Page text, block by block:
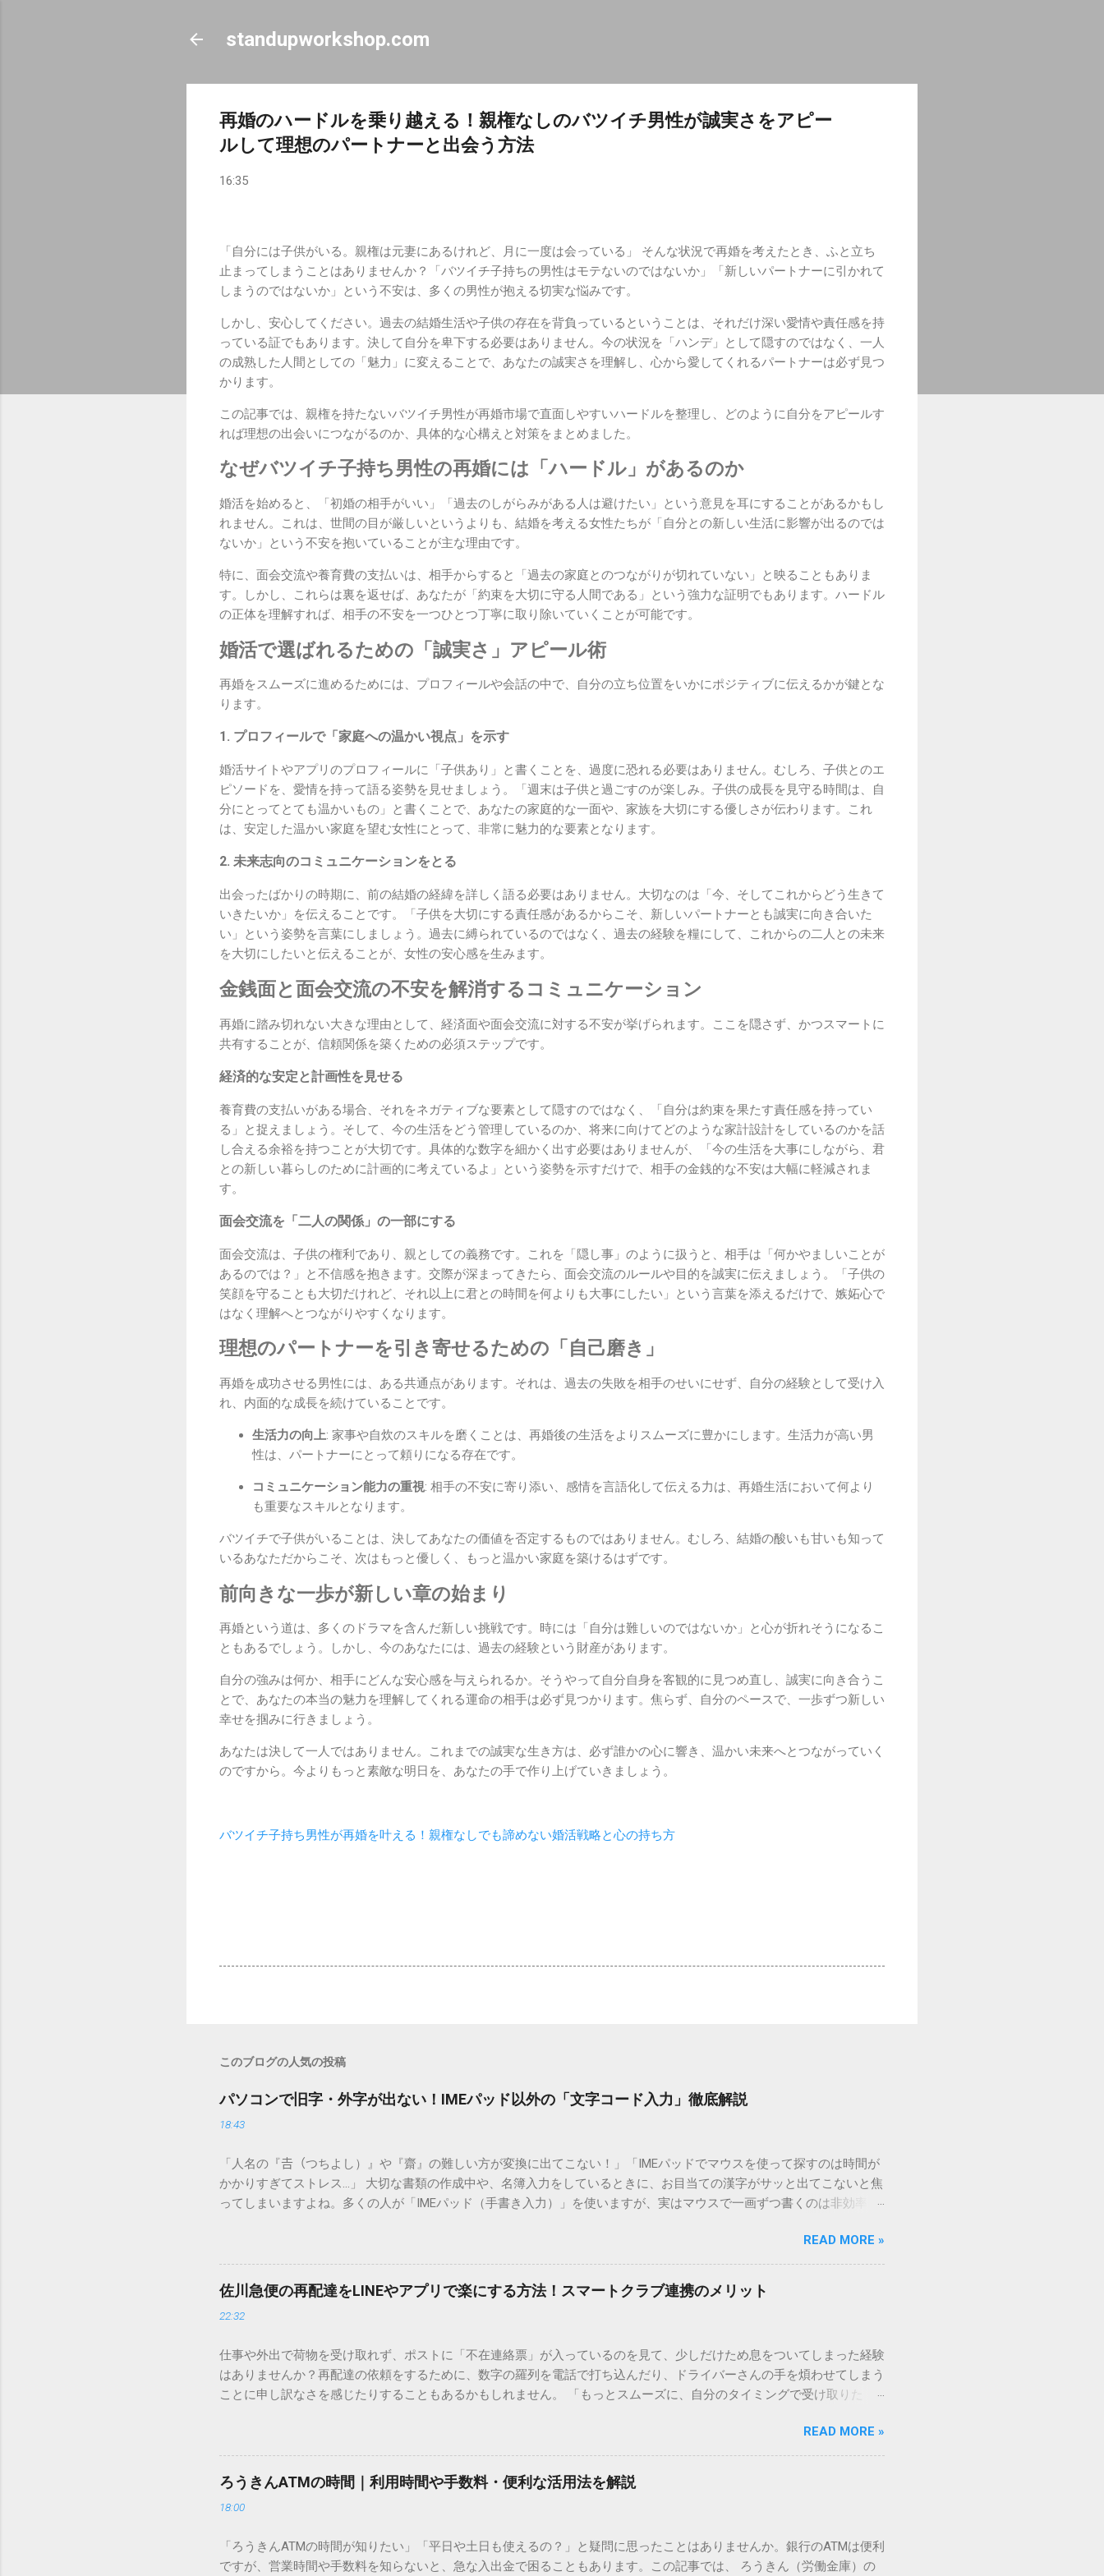
standupworkshop.com
再婚のハードルを乗り越える！親権なしのバツイチ男性が誠実さをアピー
ルして理想のパートナーと出会う方法
16:35
「自分には子供がいる。親権は元妻にあるけれど、月に一度は会っている」 そんな状況で再婚を考えたとき、ふと立ち
止まってしまうことはありませんか？「バツイチ子持ちの男性はモテないのではないか」「新しいパートナーに引かれて
しまうのではないか」という不安は、多くの男性が抱える切実な悩みです。
しかし、安心してください。過去の結婚生活や子供の存在を背負っているということは、それだけ深い愛情や責任感を持
っている証でもあります。決して自分を卑下する必要はありません。今の状況を「ハンデ」として隠すのではなく、一人
の成熟した人間としての「魅力」に変えることで、あなたの誠実さを理解し、心から愛してくれるパートナーは必ず見つ
かります。
この記事では、親権を持たないバツイチ男性が再婚市場で直面しやすいハードルを整理し、どのように自分をアピールす
れば理想の出会いにつながるのか、具体的な心構えと対策をまとめました。
なぜバツイチ子持ち男性の再婚には「ハードル」があるのか
婚活を始めると、「初婚の相手がいい」「過去のしがらみがある人は避けたい」という意見を耳にすることがあるかもし
れません。これは、世間の目が厳しいというよりも、結婚を考える女性たちが「自分との新しい生活に影響が出るのでは
ないか」という不安を抱いていることが主な理由です。
特に、面会交流や養育費の支払いは、相手からすると「過去の家庭とのつながりが切れていない」と映ることもありま
す。しかし、これらは裏を返せば、あなたが「約束を大切に守る人間である」という強力な証明でもあります。ハードル
の正体を理解すれば、相手の不安を一つひとつ丁寧に取り除いていくことが可能です。
婚活で選ばれるための「誠実さ」アピール術
再婚をスムーズに進めるためには、プロフィールや会話の中で、自分の立ち位置をいかにポジティブに伝えるかが鍵とな
ります。
1. プロフィールで「家庭への温かい視点」を示す
婚活サイトやアプリのプロフィールに「子供あり」と書くことを、過度に恐れる必要はありません。むしろ、子供とのエ
ピソードを、愛情を持って語る姿勢を見せましょう。「週末は子供と過ごすのが楽しみ。子供の成長を見守る時間は、自
分にとってとても温かいもの」と書くことで、あなたの家庭的な一面や、家族を大切にする優しさが伝わります。これ
は、安定した温かい家庭を望む女性にとって、非常に魅力的な要素となります。
2. 未来志向のコミュニケーションをとる
出会ったばかりの時期に、前の結婚の経緯を詳しく語る必要はありません。大切なのは「今、そしてこれからどう生きて
いきたいか」を伝えることです。「子供を大切にする責任感があるからこそ、新しいパートナーとも誠実に向き合いた
い」という姿勢を言葉にしましょう。過去に縛られているのではなく、過去の経験を糧にして、これからの二人との未来
を大切にしたいと伝えることが、女性の安心感を生みます。
金銭面と面会交流の不安を解消するコミュニケーション
再婚に踏み切れない大きな理由として、経済面や面会交流に対する不安が挙げられます。ここを隠さず、かつスマートに
共有することが、信頼関係を築くための必須ステップです。
経済的な安定と計画性を見せる
養育費の支払いがある場合、それをネガティブな要素として隠すのではなく、「自分は約束を果たす責任感を持ってい
る」と捉えましょう。そして、今の生活をどう管理しているのか、将来に向けてどのような家計設計をしているのかを話
し合える余裕を持つことが大切です。具体的な数字を細かく出す必要はありませんが、「今の生活を大事にしながら、君
との新しい暮らしのために計画的に考えているよ」という姿勢を示すだけで、相手の金銭的な不安は大幅に軽減されま
す。
面会交流を「二人の関係」の一部にする
面会交流は、子供の権利であり、親としての義務です。これを「隠し事」のように扱うと、相手は「何かやましいことが
あるのでは？」と不信感を抱きます。交際が深まってきたら、面会交流のルールや目的を誠実に伝えましょう。「子供の
笑顔を守ることも大切だけれど、それ以上に君との時間を何よりも大事にしたい」という言葉を添えるだけで、嫉妬心で
はなく理解へとつながりやすくなります。
理想のパートナーを引き寄せるための「自己磨き」
再婚を成功させる男性には、ある共通点があります。それは、過去の失敗を相手のせいにせず、自分の経験として受け入
れ、内面的な成長を続けていることです。
生活力の向上: 家事や自炊のスキルを磨くことは、再婚後の生活をよりスムーズに豊かにします。生活力が高い男
性は、パートナーにとって頼りになる存在です。
コミュニケーション能力の重視: 相手の不安に寄り添い、感情を言語化して伝える力は、再婚生活において何より
も重要なスキルとなります。
バツイチで子供がいることは、決してあなたの価値を否定するものではありません。むしろ、結婚の酸いも甘いも知って
いるあなただからこそ、次はもっと優しく、もっと温かい家庭を築けるはずです。
前向きな一歩が新しい章の始まり
再婚という道は、多くのドラマを含んだ新しい挑戦です。時には「自分は難しいのではないか」と心が折れそうになるこ
ともあるでしょう。しかし、今のあなたには、過去の経験という財産があります。
自分の強みは何か、相手にどんな安心感を与えられるか。そうやって自分自身を客観的に見つめ直し、誠実に向き合うこ
とで、あなたの本当の魅力を理解してくれる運命の相手は必ず見つかります。焦らず、自分のペースで、一歩ずつ新しい
幸せを掴みに行きましょう。
あなたは決して一人ではありません。これまでの誠実な生き方は、必ず誰かの心に響き、温かい未来へとつながっていく
のですから。今よりもっと素敵な明日を、あなたの手で作り上げていきましょう。
バツイチ子持ち男性が再婚を叶える！親権なしでも諦めない婚活戦略と心の持ち方
このブログの人気の投稿
パソコンで旧字・外字が出ない！IMEパッド以外の「文字コード入力」徹底解説
18:43
「人名の『𠮷（つちよし）』や『齋』の難しい方が変換に出てこない！」「IMEパッドでマウスを使って探すのは時間が
かかりすぎてストレス…」 大切な書類の作成中や、名簿入力をしているときに、お目当ての漢字がサッと出てこないと焦
ってしまいますよね。多くの人が「IMEパッド（手書き入力）」を使いますが、実はマウスで一画ずつ書くのは非効率で
ードを打ち込むだけで一瞬で旧字や外字、特殊記号を呼び出す「文字コード入力」のテクニックを詳しく解説します。
この方法をマスターすれば、もう難しい漢字の入力で手を止める必要はありません。 1. なぜ「変換」しても旧字・外字
が出てこないのか？ そもそも、なぜ普通の変換で出てこない漢字があるのでしょうか。その理由は、パソコンが文字を
認識する仕組みにあります。 日本のパソコンで一般的に使われる漢字は、JIS規格（日本産業規格）によって「第1水
準」「第2水準」といった形で整理されています。しかし、人名や地名に使われる非常に古い漢字（旧字）や、特定の組
「Unicode（ユニコード）」や「JISコード」といった 文字コード です。パソコン上のすべての文字には、いわば「住
所」のような番号が割り振られています。変換候補に出ない文字でも、この住所（コード）を直接指定すれば、確実に呼
び出すことができるのです。 2. Windows標準機能！文字コードで漢字を出す「16進数入力」 最も汎用性が高く、特別な
できます。 具体的な手順（Unicode入力） 入力したい文字の「Unicode（例：20BB7）」を把握する。 入力モードを「半
角」にする（※重要）。 **「20BB7」**と入力する。 直後にキーボードの**[Alt]キーを押しながら[X]キー**を押す。 入
力した数字が、一瞬で対応する漢字（例：𠮷）に変換されます。 注記： この方法は、特にMicrosoft Wordで非常に強力
READ MORE »
佐川急便の再配達をLINEやアプリで楽にする方法！スマートクラブ連携のメリット
22:32
仕事や外出で荷物を受け取れず、ポストに「不在連絡票」が入っているのを見て、少しだけため息をついてしまった経験
はありませんか？再配達の依頼をするために、数字の羅列を電話で打ち込んだり、ドライバーさんの手を煩わせてしまう
ことに申し訳なさを感じたりすることもあるかもしれません。 「もっとスムーズに、自分のタイミングで受け取りた
ビス「スマートクラブ」と、LINEや公式アプリの連携です。これらを活用するだけで、再配達のストレスは驚くほど軽く
なります。この記事では、忙しい毎日をサポートする便利な受け取り術と、連携による具体的なメリットを徹底解説しま
す。 佐川急便の再配達が劇的に変わる「スマートクラブ」とは？ まず押さえておきたいのが、佐川急便の個人向け無料
会員サービス「スマートクラブ」です。これは、荷物の配送状況をリアルタイムで管理するための基盤となるサービスで
す。 以前はウェブサイトを開いてログインする手間がありましたが、現在はLINEやアプリと紐付けることで、その利便
じめ配達時間を変更するといった先回りの対応が可能になります。 LINE連携で「不在連絡票」とおさらばできる理由 日
本国内で最も利用されているコミュニケーションアプリ「LINE」を佐川急便と連携させると、荷物の受け取り体験が一変
READ MORE »
ろうきんATMの時間｜利用時間や手数料・便利な活用法を解説
18:00
「ろうきんATMの時間が知りたい」「平日や土日も使えるの？」と疑問に思ったことはありませんか。銀行のATMは便利
ですが、営業時間や手数料を知らないと、急な入出金で困ることもあります。この記事では、 ろうきん（労働金庫）の